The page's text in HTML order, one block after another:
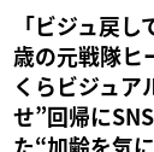
「ビジュ戻
歳の元戦隊
くらビジュア
せ”回帰に